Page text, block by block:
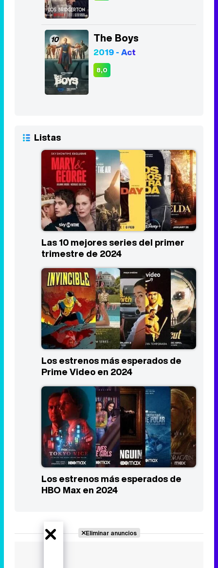
10 The Boys
2019 - Act
8,0
Listas
Las 10 mejores series del primer
trimestre de 2024
Los estrenos más esperados de
Prime Video en 2024
Los estrenos más esperados de
HBO Max en 2024
Eliminar anuncios